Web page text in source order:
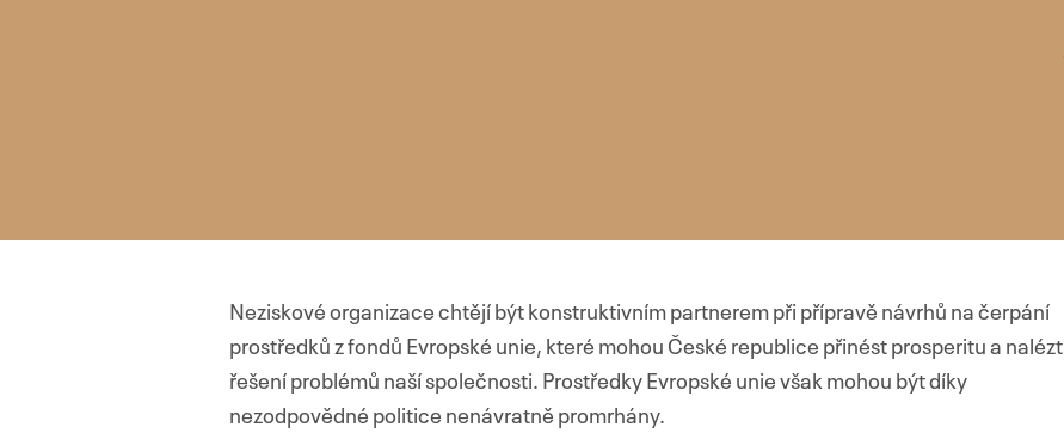
Neziskové organizace chtějí být konstruktivním partnerem při přípravě návrhů na čerpání
prostředků z fondů Evropské unie, které mohou České republice přinést prosperitu a nalézt
řešení problémů naší společnosti. Prostředky Evropské unie však mohou být díky
nezodpovědné politice nenávratně promrhány.